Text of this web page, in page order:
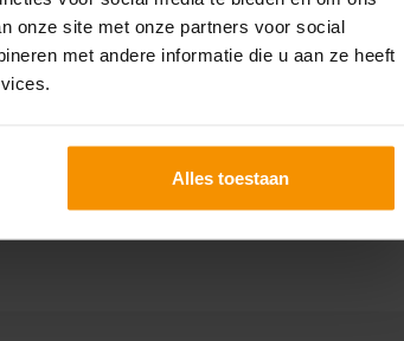
onze site met onze partners voor social
met andere informatie die u aan ze heeft
Alles toestaan
toe te kennen aan
die geen bezwaar
over de jaren 2017 tot en
Lees verder
een
kosten